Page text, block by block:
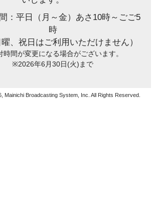
：平日（月～金）あさ10時～ごご5
時
曜、祝日はご利用いただけません）
間が変更になる場合がございます。
※2026年6月30日(火)まで
Mainichi Broadcasting System, Inc. All Rights Reserved.